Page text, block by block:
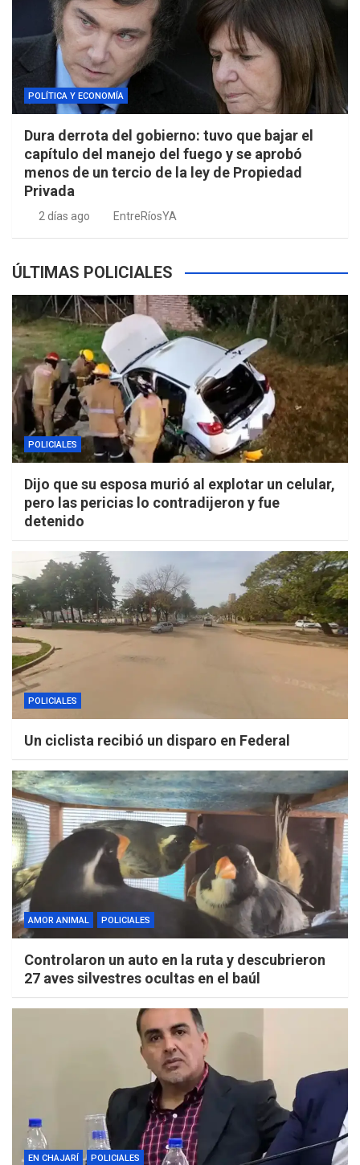
POLÍTICA Y ECONOMÍA
Dura derrota del gobierno: tuvo que bajar el
capítulo del manejo del fuego y se aprobó
menos de un tercio de la ley de Propiedad
Privada
2 días ago EntreRíosYA
ÚLTIMAS POLICIALES
POLICIALES
Dijo que su esposa murió al explotar un celular,
pero las pericias lo contradijeron y fue
detenido
POLICIALES
Un ciclista recibió un disparo en Federal
AMOR ANIMAL POLICIALES
Controlaron un auto en la ruta y descubrieron
27 aves silvestres ocultas en el baúl
EN CHAJARÍ POLICIALES